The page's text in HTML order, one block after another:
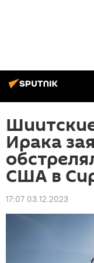
Ирака
США в
17:07 03.12.2023